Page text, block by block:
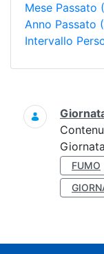
Mese Passato
Anno Passato
Intervallo
Ricerca
FUMO